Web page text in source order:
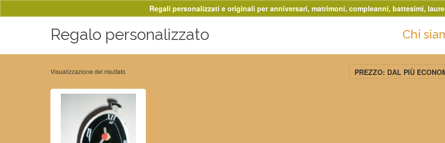
Regalo personalizzato Chi
Visualizzazione del risultato PREZZO: DAL PIÙ
Regali personalizzati e originali per anniversari, matrimoni, compleanni, battesimi,